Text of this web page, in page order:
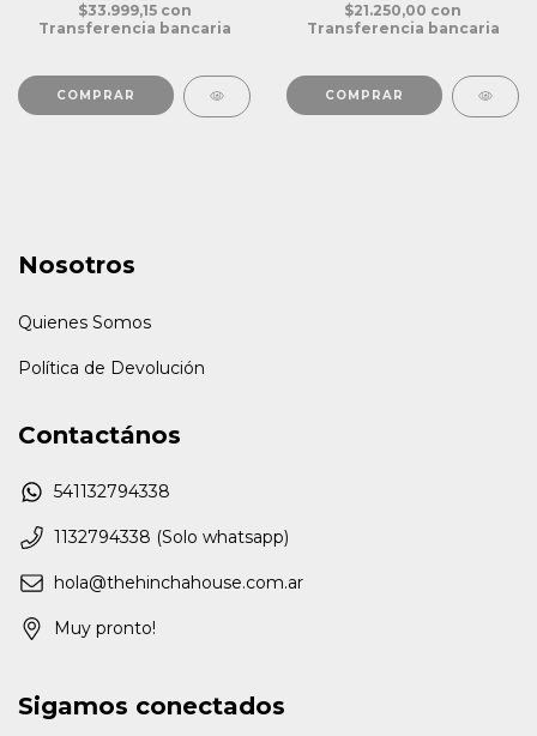
$33.999,15 con
Transferencia bancaria
$21.250,00 con
Transferencia bancaria
Nosotros
Quienes Somos
Política de Devolución
Contactános
541132794338
1132794338 (Solo whatsapp)
hola@thehinchahouse.com.ar
Muy pronto!
Sigamos conectados